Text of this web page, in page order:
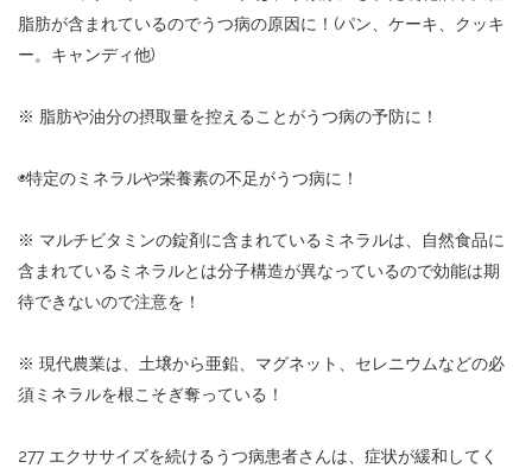
脂肪が含まれているのでうつ病の原因に！(パン、ケーキ、クッキ
ー。キャンディ他)
※ 脂肪や油分の摂取量を控えることがうつ病の予防に！
◉特定のミネラルや栄養素の不足がうつ病に！
※ マルチビタミンの錠剤に含まれているミネラルは、自然食品に
含まれているミネラルとは分子構造が異なっているので効能は期
待できないので注意を！
※ 現代農業は、土壌から亜鉛、マグネット、セレニウムなどの必
須ミネラルを根こそぎ奪っている！
277 エクササイズを続けるうつ病患者さんは、症状が緩和してく